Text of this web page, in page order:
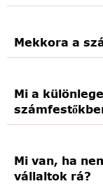
Mekkora a
Mi a
Mi van, ha
vállaltok rá?